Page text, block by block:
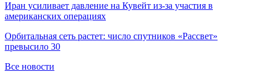
Иран усиливает давление на Кувейт из-за участия в
американских операциях
Орбитальная сеть растет: число спутников «Рассвет»
превысило 30
Все новости